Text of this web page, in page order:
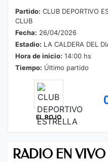
Partido: CLUB DEPORTIVO
CLUB
Fecha: 26/04/2026
Estadio: LA CALDERA DEL
Hora de inicio: 14:00 hs
Tiempo: Último partido
EL ROJO
RADIO EN VIVO